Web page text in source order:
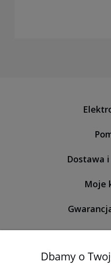
Dostawa i
Moje
O
Dbamy o